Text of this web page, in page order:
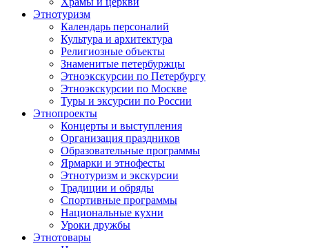
Этнотуризм
Календарь персоналий
Культура и архитектура
Религиозные объекты
Знаменитые петербуржцы
Этноэкскурсии по Петербургу
Этноэкскурсии по Москве
Туры и эксурсии по России
Этнопроекты
Концерты и выступления
Организация праздников
Образовательные программы
Ярмарки и этнофесты
Этнотуризм и экскурсии
Традиции и обряды
Спортивные программы
Национальные кухни
Уроки дружбы
Этнотовары